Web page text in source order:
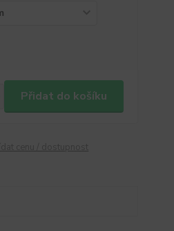
Přidat do košíku